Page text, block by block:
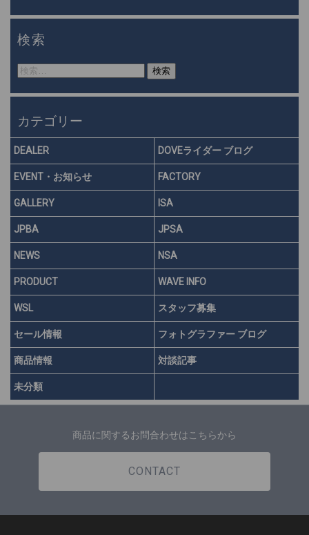
検索
検
索:
カテゴリー
DEALER DOVEライダー ブログ
EVENT・お知らせ FACTORY
GALLERY ISA
JPBA JPSA
NEWS NSA
PRODUCT WAVE INFO
WSL スタッフ募集
セール情報 フォトグラファー ブログ
商品情報 対談記事
未分類
商品に関するお問合わせはこちらから
CONTACT